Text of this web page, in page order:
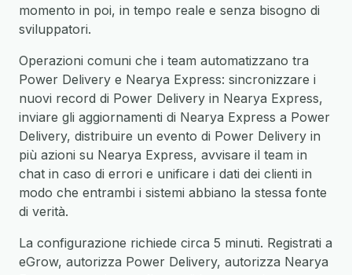
momento in poi, in tempo reale e senza bisogno di
sviluppatori.
Operazioni comuni che i team automatizzano tra
Power Delivery e Nearya Express: sincronizzare i
nuovi record di Power Delivery in Nearya Express,
inviare gli aggiornamenti di Nearya Express a Power
Delivery, distribuire un evento di Power Delivery in
più azioni su Nearya Express, avvisare il team in
chat in caso di errori e unificare i dati dei clienti in
modo che entrambi i sistemi abbiano la stessa fonte
di verità.
La configurazione richiede circa 5 minuti. Registrati a
eGrow, autorizza Power Delivery, autorizza Nearya